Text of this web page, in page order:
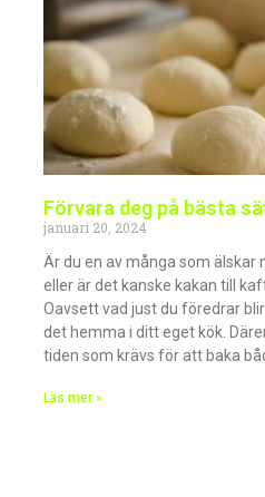
Förvara deg på bästa
januari 20, 2024
Är du en av många som
eller är det kanske kakan till
Oavsett vad just du föredrar
det hemma i ditt eget kök.
tiden som krävs för att baka
Läs mer »